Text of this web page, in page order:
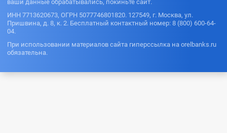
Госуслуги
На карту
банка
банк
ость по
кредиту
оформить
ваши данные обрабатывались, покиньте сайт.
ИНН 7713620673, ОГРН 5077746801820. 127549, г. Москва, ул.
Пришвина, д. 8, к. 2. Бесплатный контактный номер: 8 (800) 600-64-
04.
При использовании материалов сайта гиперссылка на orelbanks.ru
обязательна.